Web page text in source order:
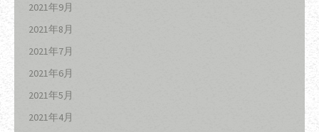
2021年9月
2021年8月
2021年7月
2021年6月
2021年5月
2021年4月